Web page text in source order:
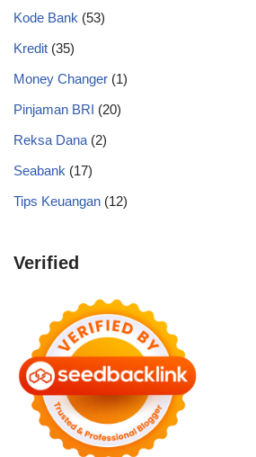
Kode Bank (53)
Kredit (35)
Money Changer (1)
Pinjaman BRI (20)
Reksa Dana (2)
Seabank (17)
Tips Keuangan (12)
Verified